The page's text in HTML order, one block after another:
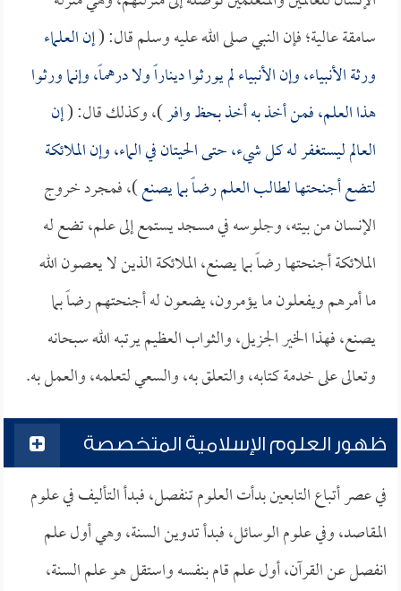
سامقة عالية؛ فإن النبي صلى الله عليه وسلم قال: (إن العلماء
ورثة الأنبياء، وإن الأنبياء لم يورثوا ديناراً ولا درهماً، وإنما ورثوا
هذا العلم، فمن أخذ به أخذ بحظ وافر)، وكذلك قال: (إن
العالم ليستغفر له كل شيء، حتى الحيتان في الماء، وإن الملائكة
لتضع أجنحتها لطالب العلم رضاً بما يصنع)، فمجرد خروج
الإنسان من بيته، وجلوسه في مسجد يستمع إلى علم، تضع له
الملائكة أجنحتها رضاً بما يصنع، الملائكة الذين لا يعصون الله
ما أمرهم ويفعلون ما يؤمرون، يضعون له أجنحتهم رضاً بما
يصنع، فهذا الخير الجزيل، والثواب العظيم يرتبه الله سبحانه
وتعالى على خدمة كتابه، والتعلق به، والسعي لتعلمه، والعمل به.
ظهور العلوم الإسلامية المتخصصة
في عصر أتباع التابعين بدأت العلوم تنفصل، فبدأ التأليف في علوم
المقاصد، وفي علوم الوسائل، فبدأ تدوين السنة، وهي أول علم
انفصل عن القرآن، أول علم قام بنفسه واستقل هو علم السنة،